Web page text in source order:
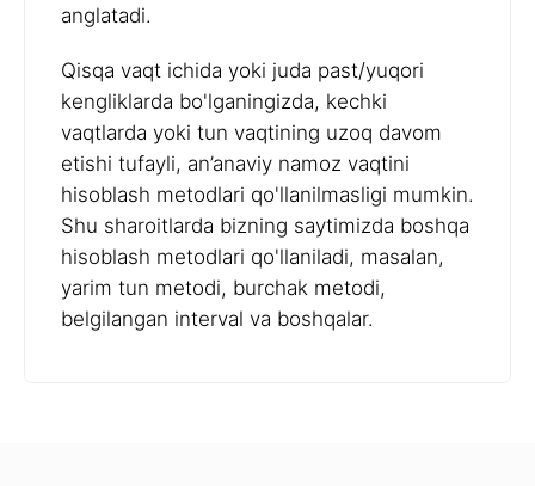
anglatadi.
Qisqa vaqt ichida yoki juda past/yuqori
kengliklarda bo'lganingizda, kechki
vaqtlarda yoki tun vaqtining uzoq davom
etishi tufayli, an’anaviy namoz vaqtini
hisoblash metodlari qo'llanilmasligi mumkin.
Shu sharoitlarda bizning saytimizda boshqa
hisoblash metodlari qo'llaniladi, masalan,
yarim tun metodi, burchak metodi,
belgilangan interval va boshqalar.